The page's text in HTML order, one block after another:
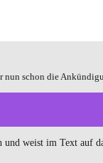
schon die